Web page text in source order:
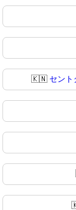
🇰🇳 セント